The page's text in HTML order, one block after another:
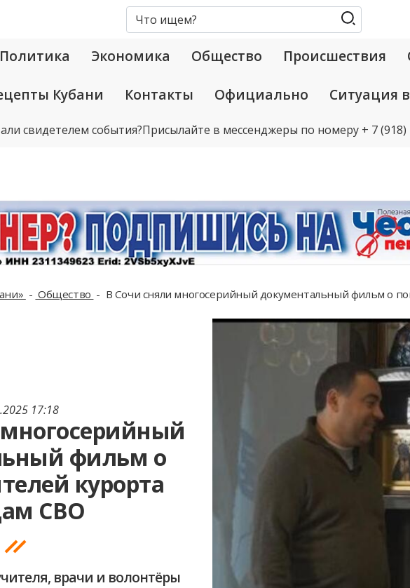
Политика Экономика Общество Происшествия
Кубани Контакты Официально Ситуация
свидетелем события?Присылайте в мессенджеры по номеру + 7
Общество В Сочи сняли многосерийный документальный фильм о
17:18
фильм о
курорта
СВО
врачи и волонтёры